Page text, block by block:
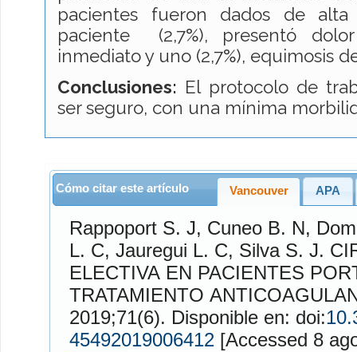
pacientes fueron dados de
paciente (2,7%), presentó
inmediato y uno (2,7%), equimosis
Conclusiones: El protocolo de
ser seguro, con una mínima
Cómo citar este artículo Vancouver APA
Rappoport S. J, Cuneo B. N,
L. C, Jauregui L. C, Silva S. J. CIRUGIA HERNIARIA
ELECTIVA EN PACIENTES
TRATAMIENTO
2019;71(6). Disponible en: doi:
45492019006412